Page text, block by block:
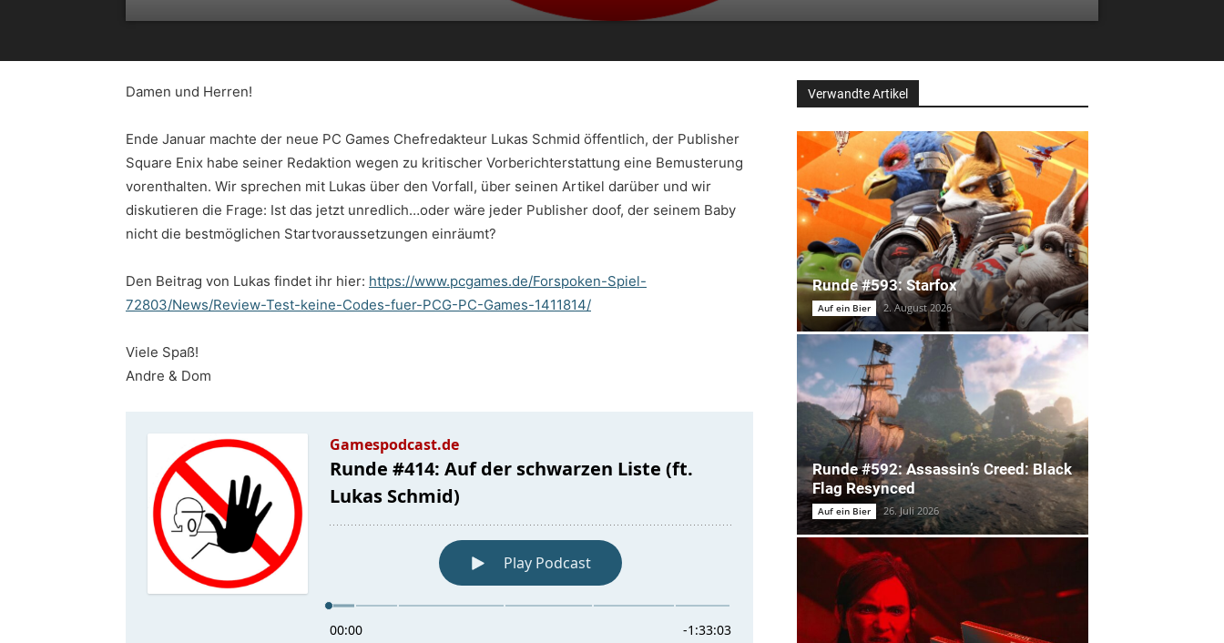
Damen und Herren!
Ende Januar machte der neue PC Games Chefredakteur Lukas Schmid öffentlich, der Publisher
Square Enix habe seiner Redaktion wegen zu kritischer Vorberichterstattung eine Bemusterung
vorenthalten. Wir sprechen mit Lukas über den Vorfall, über seinen Artikel darüber und wir
diskutieren die Frage: Ist das jetzt unredlich…oder wäre jeder Publisher doof, der seinem Baby
nicht die bestmöglichen Startvoraussetzungen einräumt?
Den Beitrag von Lukas findet ihr hier: https://www.pcgames.de/Forspoken-Spiel-
72803/News/Review-Test-keine-Codes-fuer-PCG-PC-Games-1411814/
Viele Spaß!
Andre & Dom
Verwandte Artikel
Runde #593: Starfox
Auf ein Bier 2. August 2026
Runde #592: Assassin’s Creed: Black
Flag Resynced
Auf ein Bier 26. Juli 2026